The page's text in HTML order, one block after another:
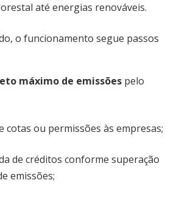
até energias renováveis.
o funcionamento segue passos
máximo de emissões pelo
cotas ou permissões às empresas;
de créditos conforme superação
emissões;